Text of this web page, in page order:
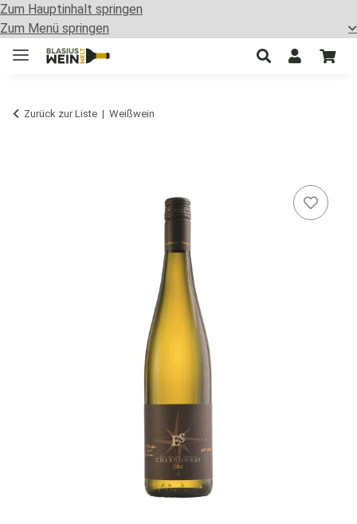
Zum Hauptinhalt springen
Zum Menü springen
Zurück zur Liste Weißwein